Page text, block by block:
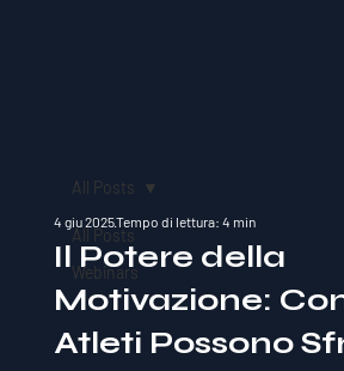
All Posts
Webinars
All Posts
Il Potere della
Motivazione:
Atleti Possono
4 giu 2025Tempo di lettura: 4 min